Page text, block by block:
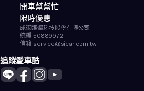
開車幫幫忙
限時優惠
成御媒體科技股份有限公司
統編 50889972
信箱 service@sicar.com.tw
追蹤愛車酷